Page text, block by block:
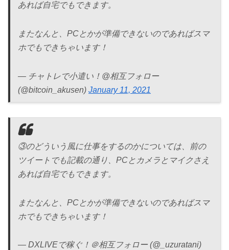
あれば自宅でもできます。
またなんと、PCとかが準備できないのであればスマ
ホでもできちゃいます！
— チャトレで小遣い！@相互フォロー
(@bitcoin_akusen) January 11, 2021
③のどういう風に仕事をするのかについては、前の
ツイートでも記載の通り、PCとカメラとマイクさえ
あれば自宅でもできます。
またなんと、PCとかが準備できないのであればスマ
ホでもできちゃいます！
— DXLIVEで稼ぐ！＠相互フォロー (@_uzuratani)